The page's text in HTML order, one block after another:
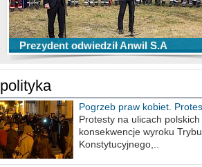
Prezydent odwiedził Anwil S.A
TOP 10 przechwytów Anwilu
w EBL w sezonie 2019/2020
TOP 5 rzutów Anwilu Włocławek w
w sezonie 2019/2020
polityka
Pogrzeb praw kobiet.
biurem poselskim PiS
Protesty na ulicach
konsekwencje wyroku
Konstytucyjnego,..